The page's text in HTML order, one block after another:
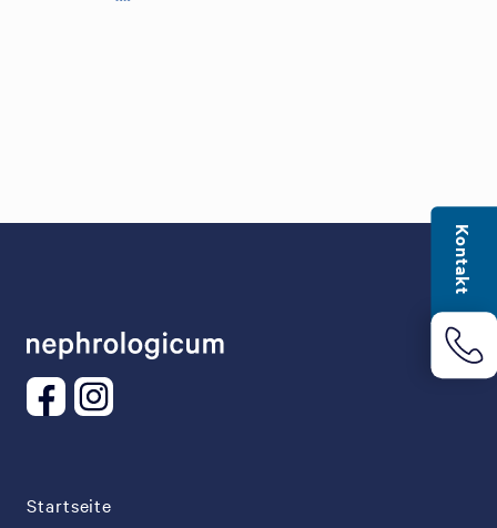
Startseite
Kontakt